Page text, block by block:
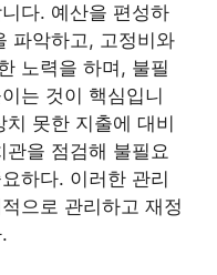
다. 예산을 편성하
파악하고, 고정비와
노력을 하며, 불필
는 것이 핵심입니
못한 지출에 대비
을 점검해 불필요
하다. 이러한 관리
으로 관리하고 재정